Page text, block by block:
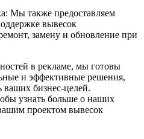
Мы также предоставляем
вывесок
замену и обновление при
в рекламе, мы готовы
и эффективные решения,
ваших бизнес-целей.
узнать больше о наших
проектом вывесок